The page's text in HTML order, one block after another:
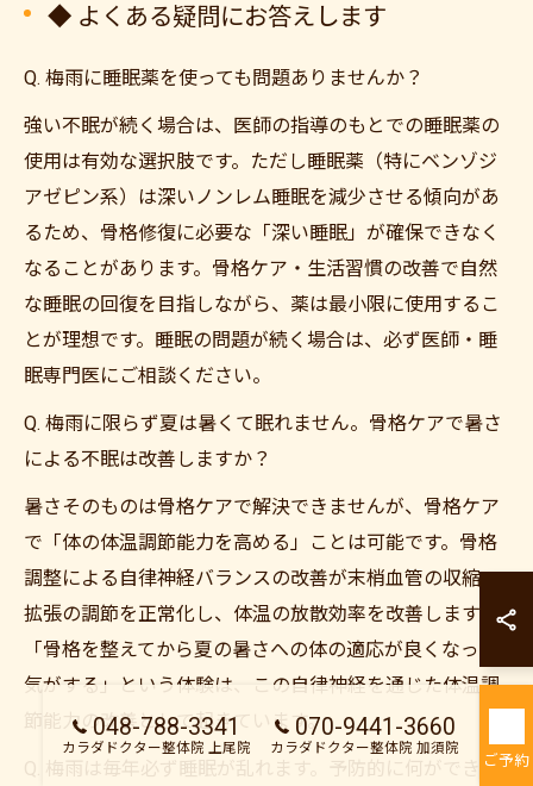
◆ よくある疑問にお答えします
Q. 梅雨に睡眠薬を使っても問題ありませんか？
強い不眠が続く場合は、医師の指導のもとでの睡眠薬の
使用は有効な選択肢です。ただし睡眠薬（特にベンゾジ
アゼピン系）は深いノンレム睡眠を減少させる傾向があ
るため、骨格修復に必要な「深い睡眠」が確保できなく
なることがあります。骨格ケア・生活習慣の改善で自然
な睡眠の回復を目指しながら、薬は最小限に使用するこ
とが理想です。睡眠の問題が続く場合は、必ず医師・睡
眠専門医にご相談ください。
Q. 梅雨に限らず夏は暑くて眠れません。骨格ケアで暑さ
による不眠は改善しますか？
暑さそのものは骨格ケアで解決できませんが、骨格ケア
で「体の体温調節能力を高める」ことは可能です。骨格
調整による自律神経バランスの改善が末梢血管の収縮・
拡張の調節を正常化し、体温の放散効率を改善します。
「骨格を整えてから夏の暑さへの体の適応が良くなった
気がする」という体験は、この自律神経を通じた体温調
節能力の改善として起きています。
Q. 梅雨は毎年必ず睡眠が乱れます。予防的に何ができま
048-788-3341
カラダドクター整体院 上尾院
070-9441-3660
カラダドクター整体院 加須院
ご予約
カラダドクター整
カラダドクター整